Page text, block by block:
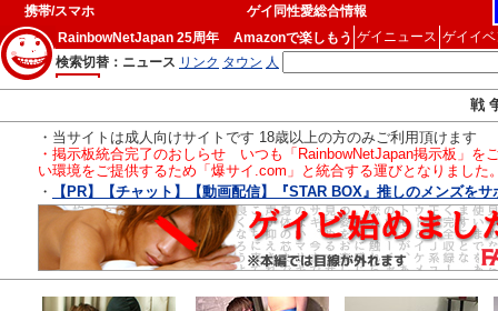
携帯/スマホ
ゲイ同性愛総合情報
RainbowNetJapan 25周年
Amazonで楽しもう ゲイニュース ゲイイ
戦
・当サイトは成人向けサイトです 18歳以上の方のみご利用頂けます
・掲示板統合完了のおしらせ いつも「RainbowNetJapan掲示板」を
い環境をご提供するため「爆サイ.com」と統合する運びとなりました
・
【PR】【チャット】【動画配信】『STAR BOX』推しのメンズを